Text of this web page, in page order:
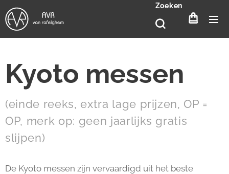
Zoeken
Kyoto messen
(einde reeks, extra lage prijzen, OP =
OP, merk op: geen jaarlijks gratis
slijpen)
De Kyoto messen zijn vervaardigd uit het beste